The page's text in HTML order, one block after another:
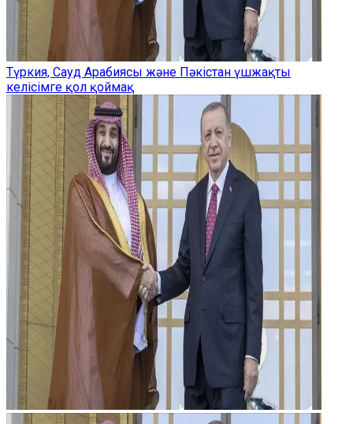
Түркия, Сауд Арабиясы және Пәкістан үшжақты
келісімге қол қоймақ